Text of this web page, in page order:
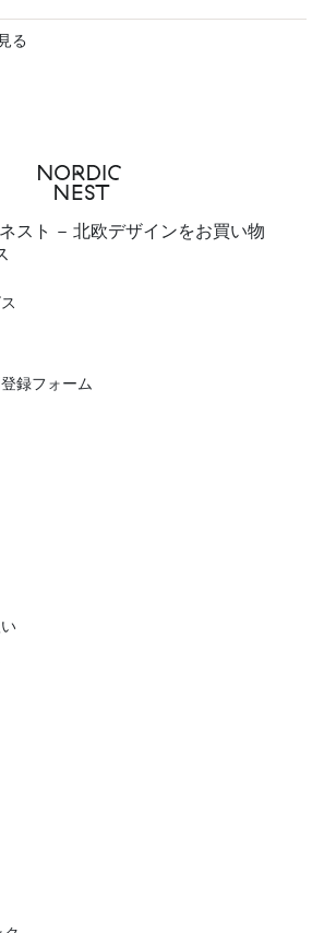
る
スト - 北欧デザインをお買い物
録フォーム